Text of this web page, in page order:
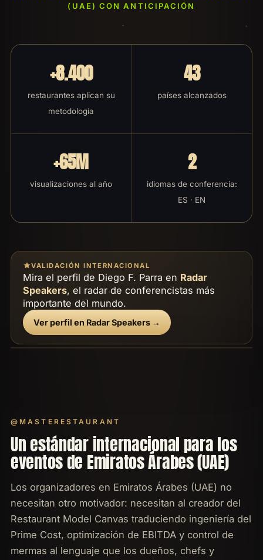
(UAE) CON ANTICIPACIÓN
+8.400
restaurantes aplican su
metodología
43
países alcanzados
+65M
visualizaciones al año
2
idiomas de conferencia:
ES · EN
VALIDACIÓN INTERNACIONAL
Mira el perfil de Diego F. Parra en Radar
Speakers, el radar de conferencistas más
importante del mundo.
Ver perfil en Radar Speakers →
@MASTERESTAURANT
Un estándar internacional para los
eventos de Emiratos Árabes (UAE)
Los organizadores en Emiratos Árabes (UAE) no
necesitan otro motivador: necesitan al creador del
Restaurant Model Canvas traduciendo ingeniería del
Prime Cost, optimización de EBITDA y control de
mermas al lenguaje que los dueños, chefs y